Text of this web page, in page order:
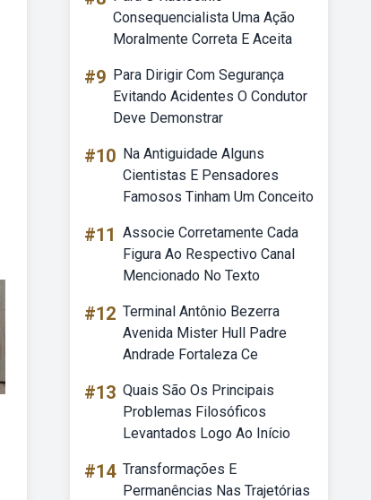
Consequencialista Uma Ação
Moralmente Correta E Aceita
#9 Para Dirigir Com Segurança
Evitando Acidentes O Condutor
Deve Demonstrar
#10 Na Antiguidade Alguns
Cientistas E Pensadores
Famosos Tinham Um Conceito
#11 Associe Corretamente Cada
Figura Ao Respectivo Canal
Mencionado No Texto
#12 Terminal Antônio Bezerra
Avenida Mister Hull Padre
Andrade Fortaleza Ce
#13 Quais São Os Principais
Problemas Filosóficos
Levantados Logo Ao Início
#14 Transformações E
Permanências Nas Trajetórias